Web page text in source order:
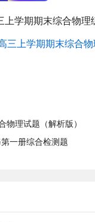
上学期期末综合物理
三上学期期末综合
物理试题（解析版）
一册综合检测题